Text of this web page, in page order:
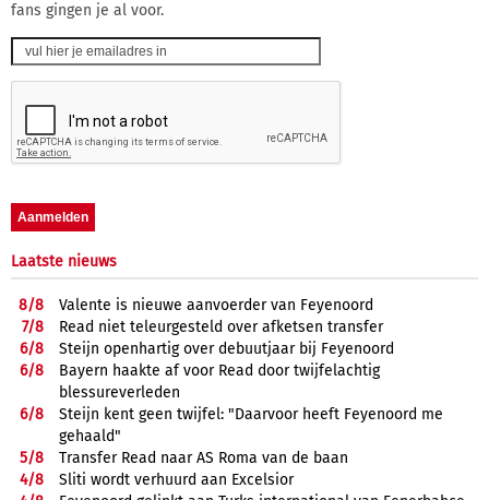
fans gingen je al voor.
Laatste nieuws
8/8
Valente is nieuwe aanvoerder van Feyenoord
7/8
Read niet teleurgesteld over afketsen transfer
6/8
Steijn openhartig over debuutjaar bij Feyenoord
6/8
Bayern haakte af voor Read door twijfelachtig
blessureverleden
6/8
Steijn kent geen twijfel: "Daarvoor heeft Feyenoord me
gehaald"
5/8
Transfer Read naar AS Roma van de baan
4/8
Sliti wordt verhuurd aan Excelsior